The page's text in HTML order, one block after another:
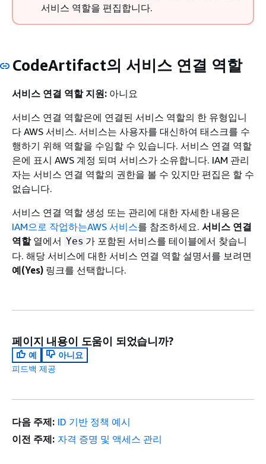
서비스 역할을 편집합니다.
CodeArtifact의 서비스 연결 역할
서비스 연결 역할 지원: 아니요
서비스 연결 역할은에 연결된 서비스 역할의 한 유형입니
다 AWS 서비스. 서비스는 사용자를 대신하여 태스크를 수
행하기 위해 역할을 수임할 수 있습니다. 서비스 연결 역할
은에 표시 AWS 계정 되며 서비스가 소유합니다. IAM 관리
자는 서비스 연결 역할의 권한을 볼 수 있지만 편집은 할 수
없습니다.
서비스 연결 역할 생성 또는 관리에 대한 자세한 내용은
IAM으로 작업하는AWS 서비스를 참조하세요. 서비스 연결
역할열에서 Yes 가 포함된 서비스를 테이블에서 찾습니
다. 해당 서비스에 대한 서비스 연결 역할 설명서를 보려면
예(Yes) 링크를 선택합니다.
페이지 내용이 도움이 되었습니까?
예
아니요
피드백 제공
다음 주제: ID 기반 정책 예시
이전 주제: 자격 증명 및 액세스 관리